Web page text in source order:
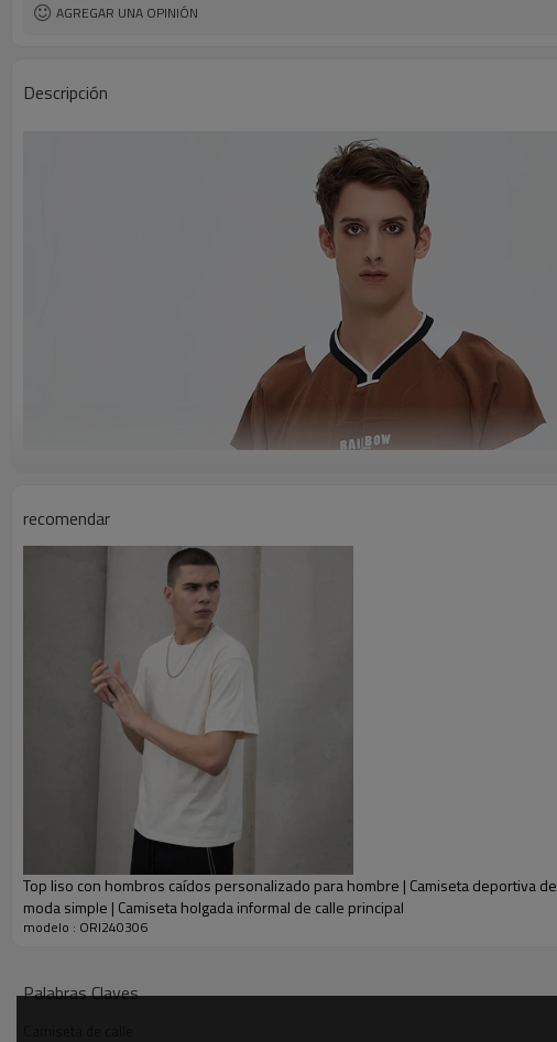
AGREGAR UNA OPINIÓN
Descripción
recomendar
Top liso con hombros caídos personalizado para hombre | Camiseta deportiva de
moda simple | Camiseta holgada informal de calle principal
modelo : ORI240306
Palabras Claves